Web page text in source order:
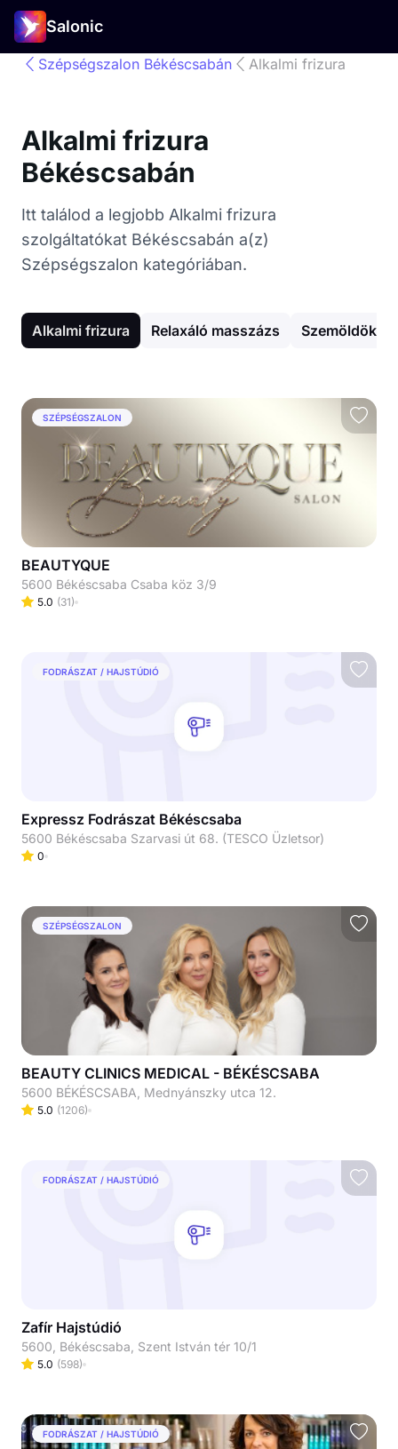
Salonic
Szépségszalon Békéscsabán Alkalmi frizura
Alkalmi frizura
Békéscsabán
Itt találod a legjobb Alkalmi frizura
szolgáltatókat Békéscsabán a(z)
Szépségszalon kategóriában.
Alkalmi frizura Relaxáló masszázs Szemöldök
SZÉPSÉGSZALON
BEAUTYQUE
5600 Békéscsaba Csaba köz 3/9
5.0 (31)
FODRÁSZAT / HAJSTÚDIÓ
Expressz Fodrászat Békéscsaba
5600 Békéscsaba Szarvasi út 68. (TESCO Üzletsor)
0
SZÉPSÉGSZALON
BEAUTY CLINICS MEDICAL - BÉKÉSCSABA
5600 BÉKÉSCSABA, Mednyánszky utca 12.
5.0 (1206)
FODRÁSZAT / HAJSTÚDIÓ
Zafír Hajstúdió
5600, Békéscsaba, Szent István tér 10/1
5.0 (598)
FODRÁSZAT / HAJSTÚDIÓ